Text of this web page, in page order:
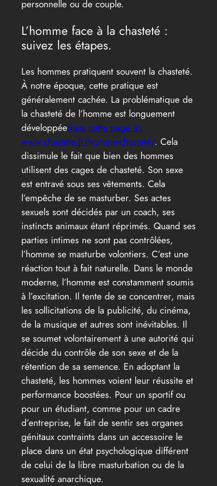
personnelle ou de couple.
L’homme face à la chasteté :
suivez les étapes.
Les hommes pratiquent souvent la chasteté.
À notre époque, cette pratique est
généralement cachée. La problématique de
la chasteté de l’homme est longuement
développéedans cette page ici
www.chastete.fr/homme-chastete/. Cela
dissimule le fait que bien des hommes
utilisent des cages de chasteté. Son sexe
est entravé sous ses vêtements. Cela
l’empêche de se masturber. Ses actes
sexuels sont décidés par un coach, ses
instincts animaux étant réprimés. Quand ses
parties intimes ne sont pas contrôlées,
l’homme se masturbe volontiers. C’est une
réaction tout à fait naturelle. Dans le monde
moderne, l’homme est constamment soumis
à l’excitation. Il tente de se concentrer, mais
les sollicitations de la publicité, du cinéma,
de la musique et autres sont inévitables. Il
se soumet volontairement à une autorité qui
décide du contrôle de son sexe et de la
rétention de sa semence. En adoptant la
chasteté, les hommes voient leur réussite et
performance boostées. Pour un sportif ou
pour un étudiant, comme pour un cadre
d’entreprise, le fait de sentir ses organes
génitaux contraints dans un accessoire le
place dans un état psychologique différent
de celui de la libre masturbation ou de la
sexualité anarchique.